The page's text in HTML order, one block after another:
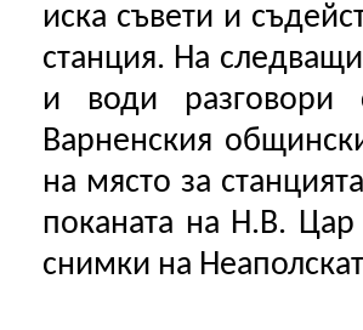
иска съвети и
станция. На
и води разговори
Варненския
на място за
поканата на Н.В.
снимки на